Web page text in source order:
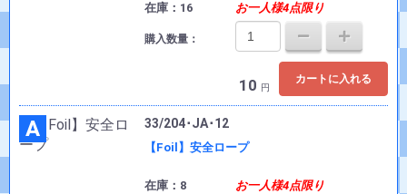
在庫：16 お一人様4点限り
購入数量：
10 円
カートに入れる
A 33/204･JA･12
【Foil】安全ロープ
在庫：8 お一人様4点限り